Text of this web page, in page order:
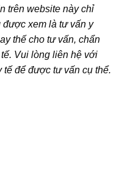
trên website này chỉ
được xem là tư vấn y
thế cho tư vấn, chẩn
Vui lòng liên hệ với
để được tư vấn cụ thể.